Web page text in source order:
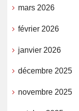
mars 2026
février 2026
janvier 2026
décembre 2025
novembre 2025